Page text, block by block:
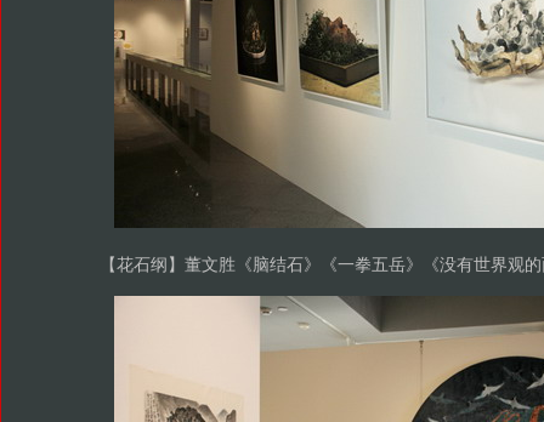
【花石纲】董文胜《脑结石》《一拳五岳》《没有世界观